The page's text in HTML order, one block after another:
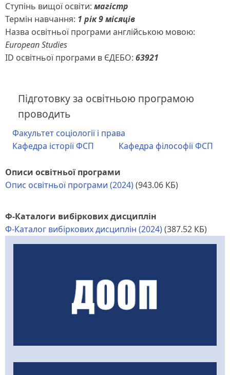
Ступінь вищої освіти: магістр
Термін навчання: 1 рік 9 місяців
Назва освітньої програми англійською мовою:
European Studies
ID освітньої програми в ЄДЕБО: 63921
Підготовку за освітньою програмою
проводить
Факультет соціології і права
Кафедра історії ФСП
Кафедра філософії ФСП
Описи освітньої програми
Опис освітньої програми (2024)(943.06 КБ)
Ф-Каталоги вибіркових дисциплін
Ф-Каталог вибіркових дисциплін (2024)(387.52 КБ)